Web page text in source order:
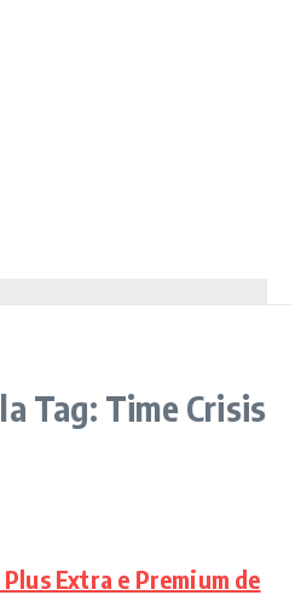
Tag: Time Crisis
Extra e Premium de